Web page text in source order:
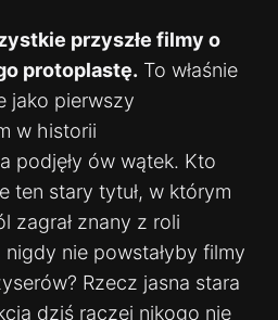
przyszłe filmy o
protoplastę. To właśnie
jako pierwszy
w historii
podjęły ów wątek. Kto
ten stary tytuł, w którym
zagrał znany z roli
nie powstałyby filmy
Rzecz jasna stara
dziś raczej nikogo nie